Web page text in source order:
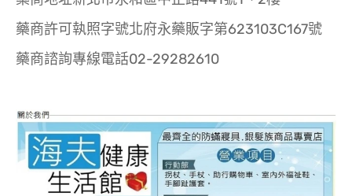
藥商許可執照字號北府永藥販字第623103C167號
藥商諮詢專線電話02-29282610